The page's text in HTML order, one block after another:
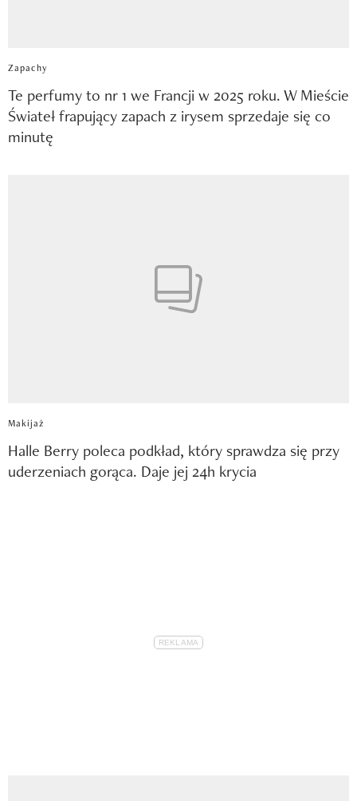
Zapachy
Te perfumy to nr 1 we Francji w 2025 roku. W Mieście
Świateł frapujący zapach z irysem sprzedaje się co
minutę
Makijaż
Halle Berry poleca podkład, który sprawdza się przy
uderzeniach gorąca. Daje jej 24h krycia